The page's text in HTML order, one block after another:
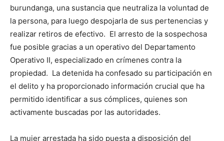
burundanga, una sustancia que neutraliza la voluntad de
la persona, para luego despojarla de sus pertenencias y
realizar retiros de efectivo. El arresto de la sospechosa
fue posible gracias a un operativo del Departamento
Operativo II, especializado en crímenes contra la
propiedad. La detenida ha confesado su participación en
el delito y ha proporcionado información crucial que ha
permitido identificar a sus cómplices, quienes son
activamente buscadas por las autoridades.
La mujer arrestada ha sido puesta a disposición del